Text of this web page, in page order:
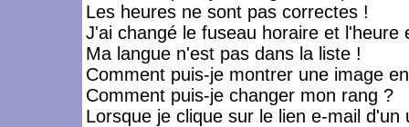
Les heures ne sont pas correctes !
J'ai changé le fuseau horaire et l'heure
Ma langue n'est pas dans la liste !
Comment puis-je montrer une image
Comment puis-je changer mon rang ?
Lorsque je clique sur le lien e-mail